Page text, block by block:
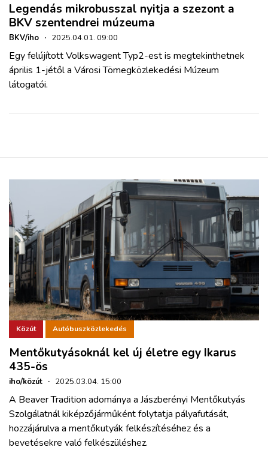
Legendás mikrobusszal nyitja a szezont a
BKV szentendrei múzeuma
BKV/iho · 2025.04.01. 09:00
Egy felújított Volkswagent Typ2-est is megtekinthetnek
április 1-jétől a Városi Tömegközlekedési Múzeum
látogatói.
Közút Autóbuszközlekedés
Mentőkutyásoknál kel új életre egy Ikarus
435-ös
iho/közút · 2025.03.04. 15:00
A Beaver Tradition adománya a Jászberényi Mentőkutyás
Szolgálatnál kiképzőjárműként folytatja pályafutását,
hozzájárulva a mentőkutyák felkészítéséhez és a
bevetésekre való felkészüléshez.